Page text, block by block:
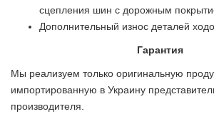
сцепления шин с дорожным
Дополнительный износ деталей
Гарантия
Мы реализуем только оригинальную
импортированную в Украину
производителя.